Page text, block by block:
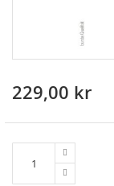
Skip
the
229,00 kr